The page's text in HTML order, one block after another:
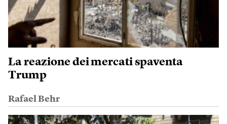
La reazione dei mercati spaventa
Trump
Rafael Behr